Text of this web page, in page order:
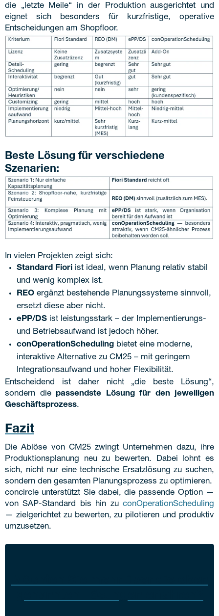
die „letzte Meile“ in der Produktion ausgerichtet und
eignet sich besonders für kurzfristige, operative
Entscheidungen am Shopfloor.
Beste Lösung für verschiedene
Szenarien:
In vielen Projekten zeigt sich:
Standard Fiori ist ideal, wenn Planung relativ stabil
und wenig komplex ist.
REO ergänzt bestehende Planungssysteme sinnvoll,
ersetzt diese aber nicht.
ePP/DS ist leistungsstark – der Implementierungs-
und Betriebsaufwand ist jedoch höher.
conOperationScheduling bietet eine moderne,
interaktive Alternative zu CM25 – mit geringem
Integrationsaufwand und hoher Flexibilität.
Entscheidend ist daher nicht „die beste Lösung“,
sondern die passendste Lösung für den jeweiligen
Geschäftsprozess.
Fazit
Die Ablöse von CM25 zwingt Unternehmen dazu, ihre
Produktionsplanung neu zu bewerten. Dabei lohnt es
sich, nicht nur eine technische Ersatzlösung zu suchen,
sondern den gesamten Planungsprozess zu optimieren.
concircle unterstützt Sie dabei, die passende Option —
von SAP-Standard bis hin zu conOperationScheduling
— zielgerichtet zu bewerten, zu pilotieren und produktiv
umzusetzen.